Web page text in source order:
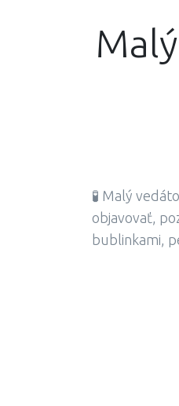
🧪 Malý
objavovať,
bublinkami,